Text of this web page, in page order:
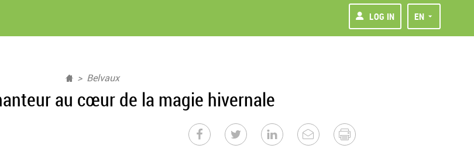
LOG IN EN
Belvaux
au cœur de la magie hivernale